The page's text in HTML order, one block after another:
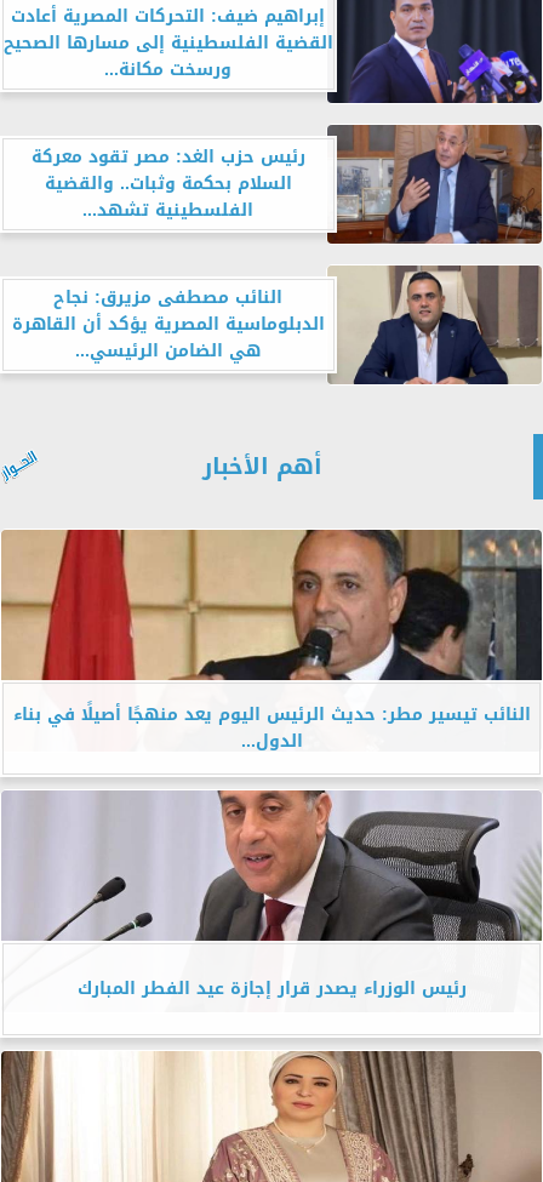
إبراهيم ضيف: التحركات المصرية أعادت
القضية الفلسطينية إلى مسارها الصحيح
ورسخت مكانة...
رئيس حزب الغد: مصر تقود معركة
السلام بحكمة وثبات.. والقضية
الفلسطينية تشهد...
النائب مصطفى مزيرق: نجاح
الدبلوماسية المصرية يؤكد أن القاهرة
هي الضامن الرئيسي...
أهم الأخبار
النائب تيسير مطر: حديث الرئيس اليوم يعد منهجًا أصيلًا في بناء
الدول...
رئيس الوزراء يصدر قرار إجازة عيد الفطر المبارك